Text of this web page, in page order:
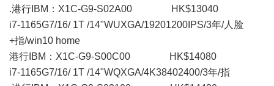
.港行IBM：X1C-G9-S02A00 HK$13040
i7-1165G7/16/ 1T /14"WUXGA/19201200IPS/3年/人脸
+指/win10 home
港行IBM：X1C-G9-S00C00 HK$14080
i7-1165G7/16/ 1T /14"WQXGA/4K38402400/3年/指